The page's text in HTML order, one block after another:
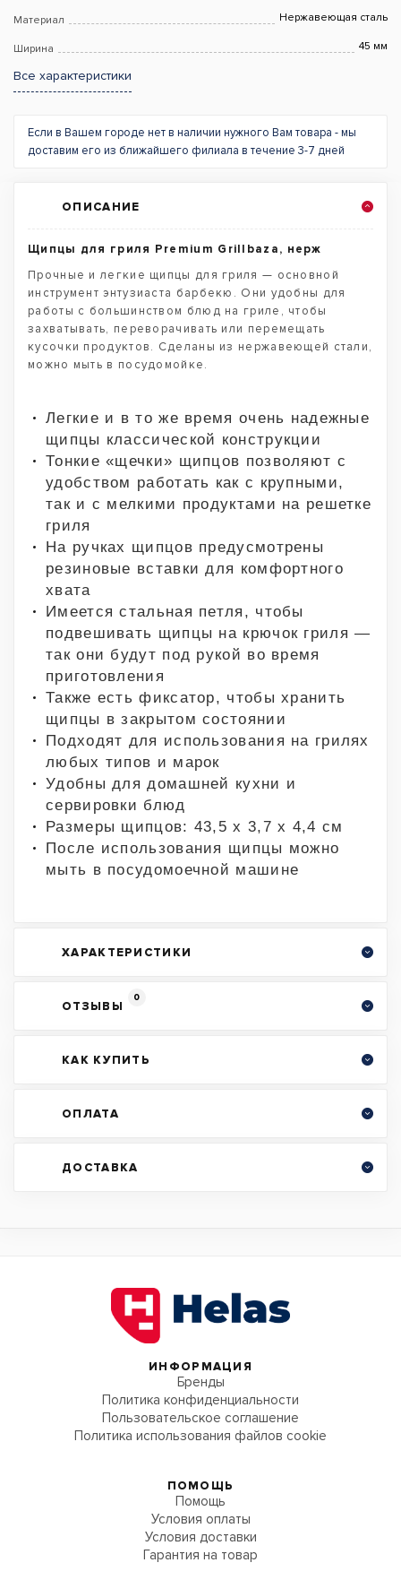
Материал Нержавеющая сталь
Ширина 45 мм
Все характеристики
Если в Вашем городе нет в наличии нужного Вам товара - мы
доставим его из ближайшего филиала в течение 3-7 дней
ОПИСАНИЕ
Щипцы для гриля Premium Grillbaza, нерж
Прочные и легкие щипцы для гриля — основной
инструмент энтузиаста барбекю. Они удобны для
работы с большинством блюд на гриле, чтобы
захватывать, переворачивать или перемещать
кусочки продуктов. Сделаны из нержавеющей стали,
можно мыть в посудомойке.
Легкие и в то же время очень надежные
щипцы классической конструкции
Тонкие «щечки» щипцов позволяют с
удобством работать как с крупными,
так и с мелкими продуктами на решетке
гриля
На ручках щипцов предусмотрены
резиновые вставки для комфортного
хвата
Имеется стальная петля, чтобы
подвешивать щипцы на крючок гриля —
так они будут под рукой во время
приготовления
Также есть фиксатор, чтобы хранить
щипцы в закрытом состоянии
Подходят для использования на грилях
любых типов и марок
Удобны для домашней кухни и
сервировки блюд
Размеры щипцов: 43,5 х 3,7 х 4,4 см
После использования щипцы можно
мыть в посудомоечной машине
ХАРАКТЕРИСТИКИ
ОТЗЫВЫ
0
КАК КУПИТЬ
ОПЛАТА
ДОСТАВКА
ИНФОРМАЦИЯ
Бренды
Политика конфиденциальности
Пользовательское соглашение
Политика использования файлов cookie
ПОМОЩЬ
Помощь
Условия оплаты
Условия доставки
Гарантия на товар